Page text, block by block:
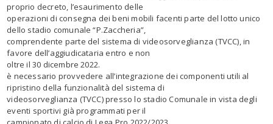
proprio decreto, l’esaurimento delle
operazioni di consegna dei beni mobili facenti parte del lotto unico
dello stadio comunale “P.Zaccheria”,
comprendente parte del sistema di videosorveglianza (TVCC), in
favore dell’aggiudicataria entro e non
oltre il 30 dicembre 2022.
è necessario provvedere all’integrazione dei componenti utili al
ripristino della funzionalità del sistema di
videosorveglianza (TVCC) presso lo stadio Comunale in vista degli
eventi sportivi già programmati per il